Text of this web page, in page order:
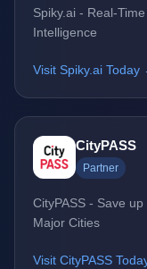
Spiky.ai - Real-
Intelligence
Visit Spiky.ai Today
CityPASS
Partner
CityPASS - Save
Major Cities
Visit CityPASS